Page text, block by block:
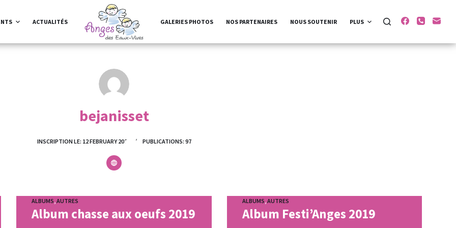
ACTUALITÉS GALERIES PHOTOS NOS PARTENAIRES NOUS SOUTENIR PLUS
bejanisset
INSCRIPTION LE: 12 FEBRUARY 2022 PUBLICATIONS: 97
ALBUMS,AUTRES
Album chasse aux oeufs 2019
ALBUMS,AUTRES
Album Festi’Anges 2019